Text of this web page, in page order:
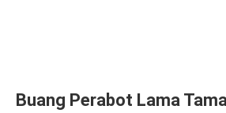
Buang Perabot Lama